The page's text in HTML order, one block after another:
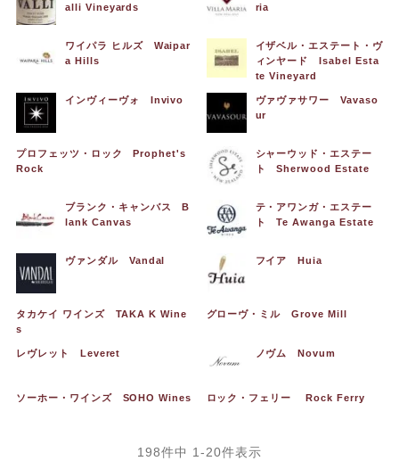
alli Vineyards
ria
ワイパラ ヒルズ Waipar
a Hills
イザベル・エステート・ヴ
ィンヤード Isabel Esta
te Vineyard
インヴィーヴォ Invivo
ヴァヴァサワー Vavaso
ur
プロフェッツ・ロック Prophet's
Rock
シャーウッド・エステー
ト Sherwood Estate
ブランク・キャンバス B
lank Canvas
テ・アワンガ・エステー
ト Te Awanga Estate
ヴァンダル Vandal フイア Huia
タカケイ ワインズ TAKA K Wine
s
グローヴ・ミル Grove Mill
レヴレット Leveret ノヴム Novum
ソーホー・ワインズ SOHO Wines ロック・フェリー Rock Ferry
198件中 1 -20件表示